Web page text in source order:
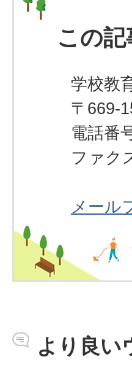
この
学校教
〒669-
電話番
ファク
メール
より良い